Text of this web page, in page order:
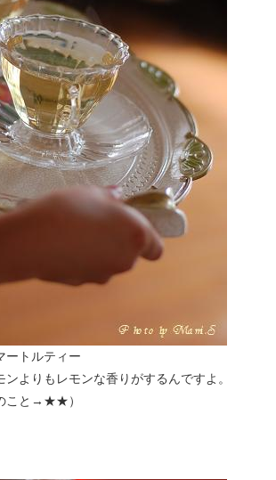
ートルティー
よりもレモンな香りがするんですよ。
こと→ ★★）